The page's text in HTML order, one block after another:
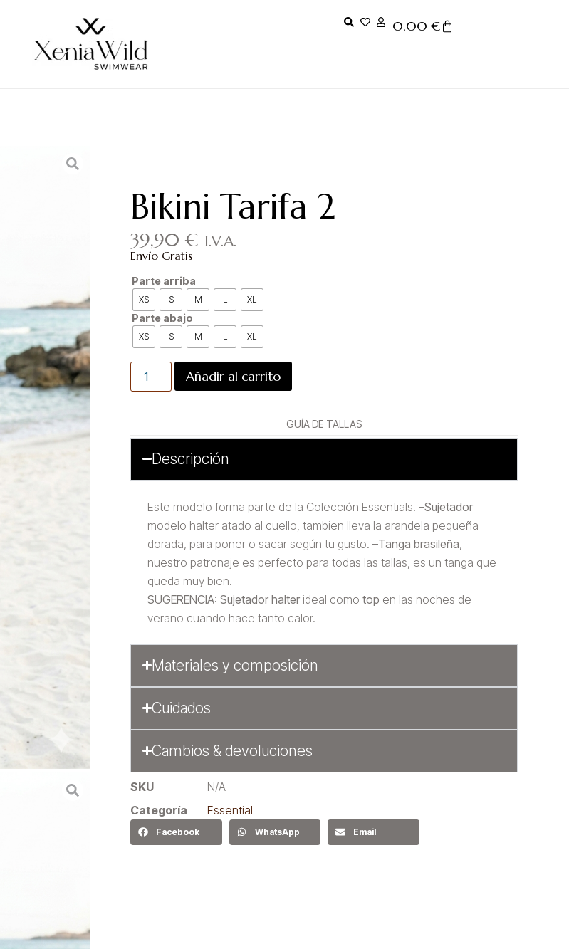
0,00 €
Bikini Tarifa 2
39,90 € I.V.A.
Envío Gratis
Parte arriba
XS S M L XL
Parte abajo
XS S M L XL
Añadir al carrito
GUÍA DE TALLAS
Descripción
Este modelo forma parte de la Colección Essentials. –Sujetador
modelo halter atado al cuello, tambien lleva la arandela pequeña
dorada, para poner o sacar según tu gusto. –Tanga brasileña
nuestro patronaje es perfecto para todas las tallas, es un tanga que
queda muy bien.
SUGERENCIA: Sujetador halter ideal como top en las noches de
verano cuando hace tanto calor.
Materiales y composición
Cuidados
Cambios & devoluciones
SKU
N/A
Categoría
Essential
Facebook WhatsApp Email